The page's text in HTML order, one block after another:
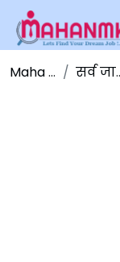
Maha NMK सर्व जाहिराती